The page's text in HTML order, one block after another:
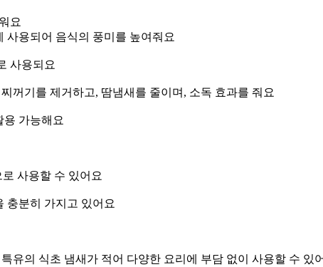
요
사용되어 음식의 풍미를 높여줘요
사용되요
꺼기를 제거하고, 땀냄새를 줄이며, 소독 효과를 줘요
용 가능해요
사용할 수 있어요
충분히 가지고 있어요
유의 식초 냄새가 적어 다양한 요리에 부담 없이 사용할 수 있